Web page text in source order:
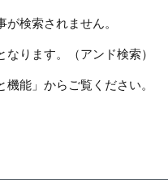
検索されません。
ります。（アンド検索）
能」からご覧ください。